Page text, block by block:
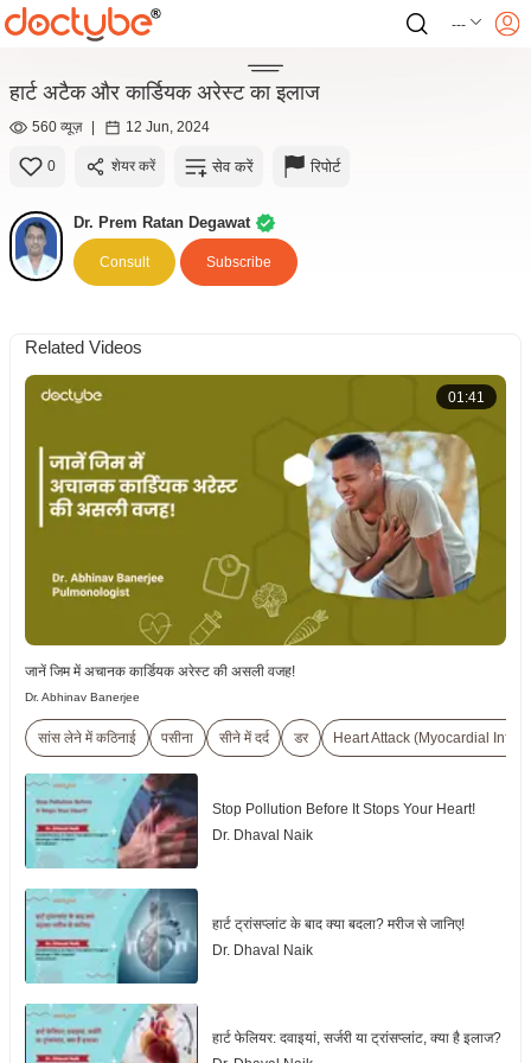
---
हार्ट अटैक और कार्डियक अरेस्ट का इलाज
560 व्यूज़ | 12 Jun, 2024
0 शेयर करें सेव करें रिपोर्ट
Dr. Prem Ratan Degawat
Consult Subscribe
Related Videos
01:41
जानें जिम में अचानक कार्डियक अरेस्ट की असली वजह!
Dr. Abhinav Banerjee
सांस लेने में कठिनाई पसीना सीने में दर्द डर Heart Attack (Myocardial
Stop Pollution Before It Stops Your Heart!
Dr. Dhaval Naik
हार्ट ट्रांसप्लांट के बाद क्या बदला? मरीज से जानिए!
Dr. Dhaval Naik
हार्ट फेलियर: दवाइयां, सर्जरी या ट्रांसप्लांट, क्या है इलाज?